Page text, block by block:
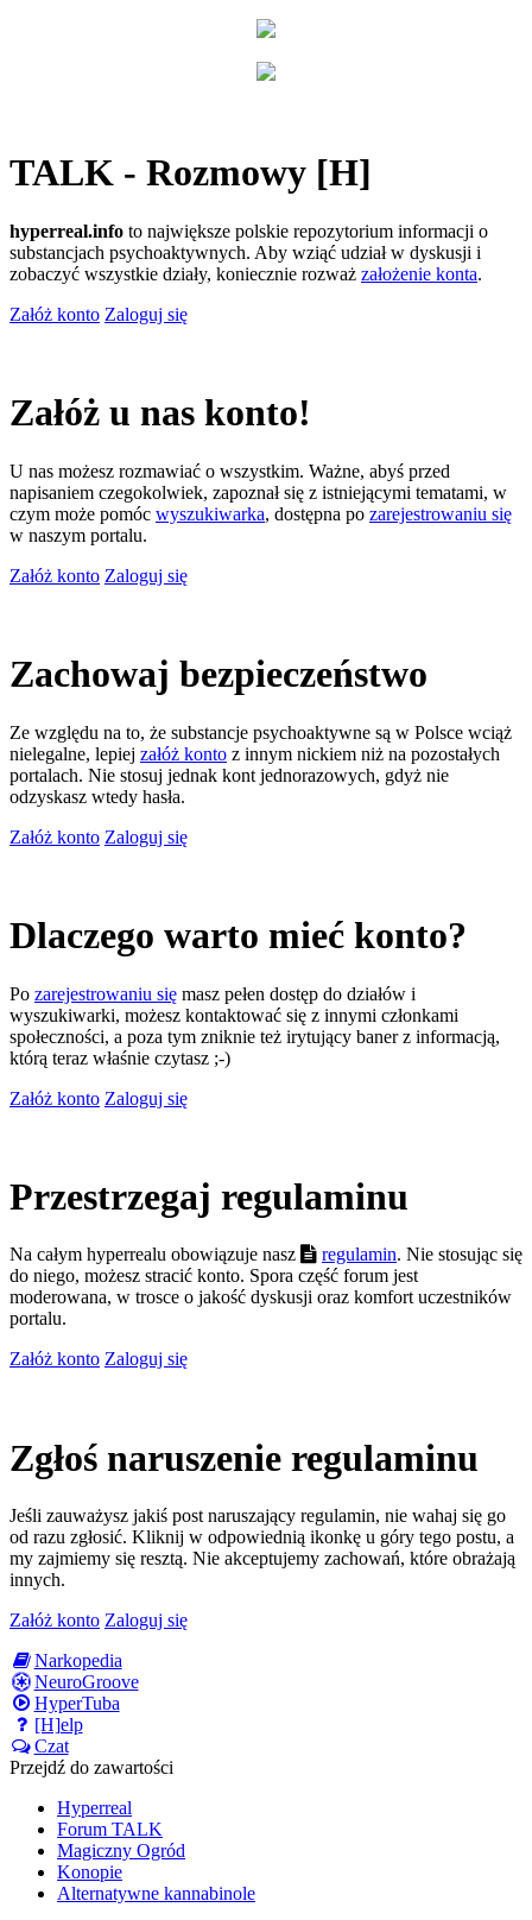
TALK - Rozmowy [H]
hyperreal.info to największe polskie repozytorium informacji o
substancjach psychoaktywnych. Aby wziąć udział w dyskusji i
zobaczyć wszystkie działy, koniecznie rozważ założenie konta.
Załóż konto Zaloguj się
Załóż u nas konto!
U nas możesz rozmawiać o wszystkim. Ważne, abyś przed
napisaniem czegokolwiek, zapoznał się z istniejącymi tematami, w
czym może pomóc wyszukiwarka, dostępna po zarejestrowaniu się
w naszym portalu.
Załóż konto Zaloguj się
Zachowaj bezpieczeństwo
Ze względu na to, że substancje psychoaktywne są w Polsce wciąż
nielegalne, lepiej załóż konto z innym nickiem niż na pozostałych
portalach. Nie stosuj jednak kont jednorazowych, gdyż nie
odzyskasz wtedy hasła.
Załóż konto Zaloguj się
Dlaczego warto mieć konto?
Po zarejestrowaniu się masz pełen dostęp do działów i
wyszukiwarki, możesz kontaktować się z innymi członkami
społeczności, a poza tym zniknie też irytujący baner z informacją,
którą teraz właśnie czytasz ;-)
Załóż konto Zaloguj się
Przestrzegaj regulaminu
Na całym hyperrealu obowiązuje nasz regulamin. Nie stosując się
do niego, możesz stracić konto. Spora część forum jest
moderowana, w trosce o jakość dyskusji oraz komfort uczestników
portalu.
Załóż konto Zaloguj się
Zgłoś naruszenie regulaminu
Jeśli zauważysz jakiś post naruszający regulamin, nie wahaj się go
od razu zgłosić. Kliknij w odpowiednią ikonkę u góry tego postu, a
my zajmiemy się resztą. Nie akceptujemy zachowań, które obrażają
innych.
Załóż konto Zaloguj się
Narkopedia
NeuroGroove
HyperTuba
[H]elp
Czat
Przejdź do zawartości
Hyperreal
Forum TALK
Magiczny Ogród
Konopie
Alternatywne kannabinole